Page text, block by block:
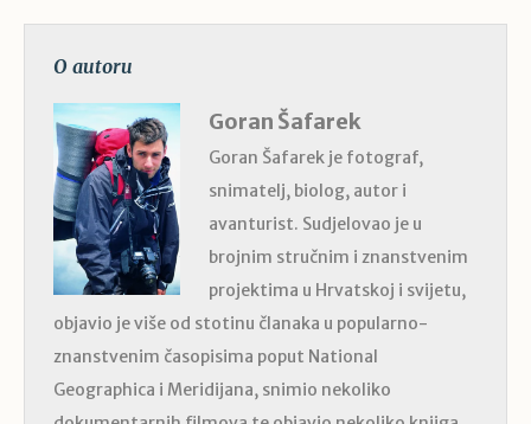
O autoru
Goran Šafarek
Goran Šafarek je fotograf,
snimatelj, biolog, autor i
avanturist. Sudjelovao je u
brojnim stručnim i znanstvenim
projektima u Hrvatskoj i svijetu,
objavio je više od stotinu članaka u popularno-
znanstvenim časopisima poput National
Geographica i Meridijana, snimio nekoliko